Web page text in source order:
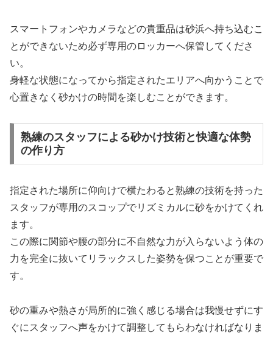
スマートフォンやカメラなどの貴重品は砂浜へ持ち込むこ
とができないため必ず専用のロッカーへ保管してくださ
い。
身軽な状態になってから指定されたエリアへ向かうことで
心置きなく砂かけの時間を楽しむことができます。
熟練のスタッフによる砂かけ技術と快適な体勢
の作り方
指定された場所に仰向けで横たわると熟練の技術を持った
スタッフが専用のスコップでリズミカルに砂をかけてくれ
ます。
この際に関節や腰の部分に不自然な力が入らないよう体の
力を完全に抜いてリラックスした姿勢を保つことが重要で
す。
砂の重みや熱さが局所的に強く感じる場合は我慢せずにす
ぐにスタッフへ声をかけて調整してもらわなければなりま